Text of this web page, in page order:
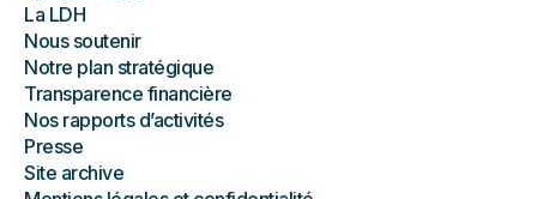
La LDH
Nous soutenir
Notre plan stratégique
Transparence financière
Nos rapports d’activités
Presse
Site archive